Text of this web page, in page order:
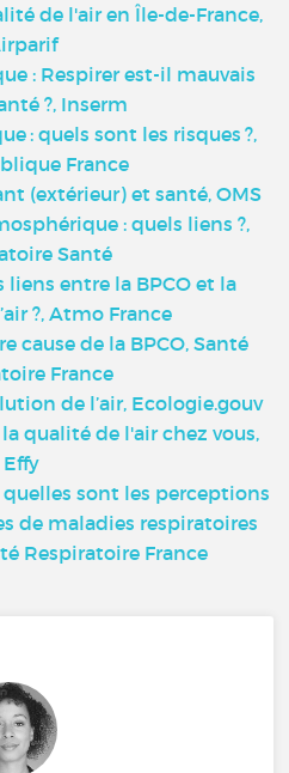
de l'air en Île-de-France,
: Respirer est-il mauvais
?, Inserm
: quels sont les risques ?,
France
(extérieur) et santé, OMS
: quels liens ?,
Santé
liens entre la BPCO et la
?, Atmo France
cause de la BPCO, Santé
France
de l’air, Ecologie.gouv
qualité de l'air chez vous,
Effy
sont les perceptions
de maladies respiratoires
Respiratoire France